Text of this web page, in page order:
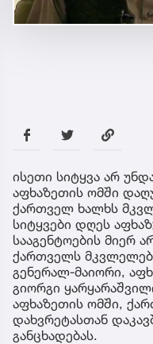
ისეთი სიტყვა არ
აფხაზეთის ომში
ქართველ ხალხს
სიტყვები დღეს
სააგენტოების მიერ
ქართველს
გენერალ-მაიორი,
გიორგი
აფხაზეთის ომში,
დახვრეტასთან
განცხადებას.